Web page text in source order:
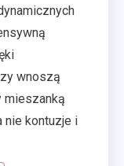
wnoszą
mieszanką
nie kontuzje i